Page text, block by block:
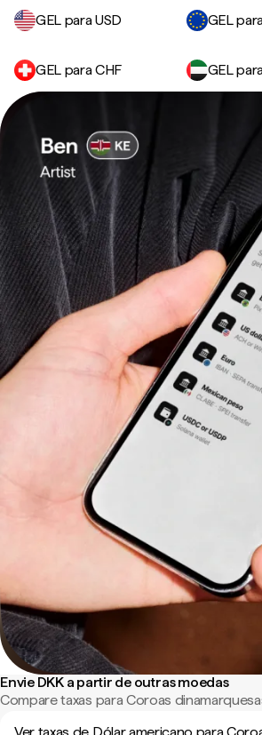
GEL para USD
GEL
GEL para CHF GEL
Envie DKK a partir de outras moedas
Compare taxas para Coroas